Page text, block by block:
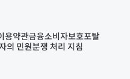
용약관금융소비자보호포탈
의 민원분쟁 처리 지침